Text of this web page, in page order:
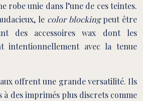
robe unie dans l’une de ces teintes.
le color blockingpeut être
des accessoires wax dont les
intentionnellement avec la tenue
offrent une grande versatilité. Ils
à des imprimés plus discrets comme